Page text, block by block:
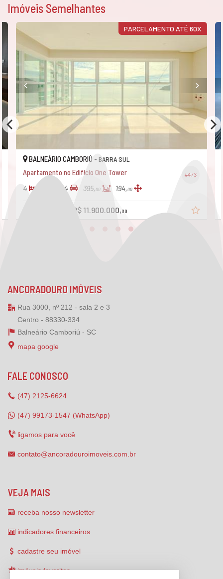
Imóveis Semelhantes
PARCELAMENTO ATÉ 60X
#473
BALNEÁRIO CAMBORIÚ -BARRA SUL
Apartamento no Edifício One Tower
4 4 395, 00 194,00
R$ 11.900.000,00
ANCORADOURO IMÓVEIS
Rua 3000, nº 212 - sala 2 e 3
Centro - 88330-334
Balneário Camboriú - SC
mapa google
FALE CONOSCO
(47) 2125-6624
(47) 99173-1547 (WhatsApp)
ligamos para você
contato@ancoradouroimoveis.com.br
VEJA MAIS
receba nosso newsletter
indicadores financeiros
cadastre seu imóvel
imóveis favoritos